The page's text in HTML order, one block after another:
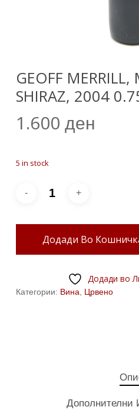
GEOFF MERRILL,
SHIRAZ, 2004
1.600 ден
5 in stock
Додади Во
Додади во
Категории: Вина, Црвено